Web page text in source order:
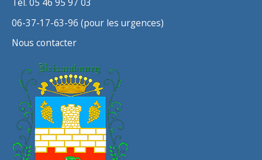
06-37-17-63-96 (pour les urgences)
Nous contacter